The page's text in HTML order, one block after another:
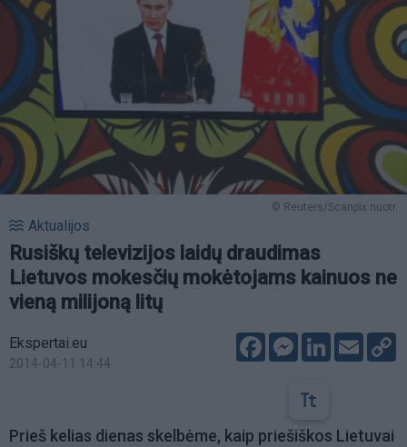
© Reuters/Scanpix nuotr.
Aktualijos
Rusiškų televizijos laidų draudimas
Lietuvos mokesčių mokėtojams kainuos ne
vieną milijoną litų
Ekspertai.eu
2014-04-11 14:44
FacebookMessenger
LinkedIn
Email
Prieš kelias dienas skelbėme, kaip priešiškos Lietuvai